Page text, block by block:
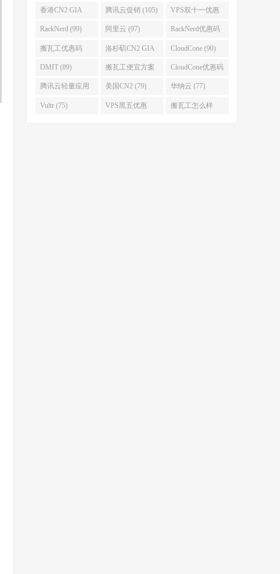
(141) (118)
香港CN2 GIA
(111)
腾讯云促销 (105) VPS双十一优惠
(102)
RackNerd (99) 阿里云 (97) RackNerd优惠码
(93)
搬瓦工优惠码
(92)
洛杉矶CN2 GIA
(92)
CloudCone (90)
DMIT (89) 搬瓦工便宜方案
(86)
CloudCone优惠码
(82)
腾讯云轻量应用
服务器 (82)
美国CN2 (79) 华纳云 (77)
Vultr (75) VPS黑五优惠 搬瓦工怎么样